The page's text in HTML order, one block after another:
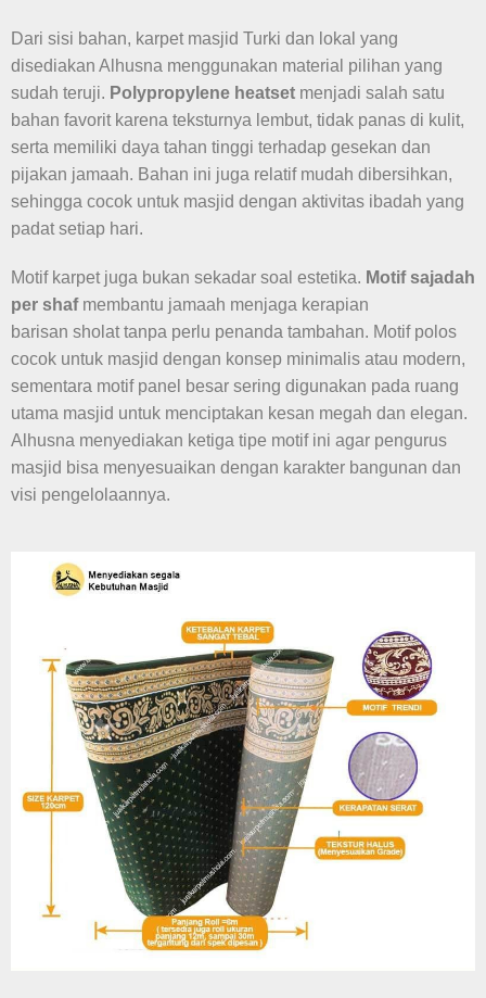
Dari sisi bahan, karpet masjid Turki dan lokal yang
disediakan Alhusna menggunakan material pilihan yang
sudah teruji. Polypropylene heatset menjadi salah satu
bahan favorit karena teksturnya lembut, tidak panas di kulit,
serta memiliki daya tahan tinggi terhadap gesekan dan
pijakan jamaah. Bahan ini juga relatif mudah dibersihkan,
sehingga cocok untuk masjid dengan aktivitas ibadah yang
padat setiap hari.
Motif karpet juga bukan sekadar soal estetika. Motif sajadah
per shafmembantu jamaah menjaga kerapian
barisan sholat tanpa perlu penanda tambahan. Motif polos
cocok untuk masjid dengan konsep minimalis atau modern,
sementara motif panel besar sering digunakan pada ruang
utama masjid untuk menciptakan kesan megah dan elegan.
Alhusna menyediakan ketiga tipe motif ini agar pengurus
masjid bisa menyesuaikan dengan karakter bangunan dan
visi pengelolaannya.